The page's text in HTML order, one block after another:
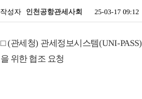
작성자 인천공항관세사회 25-03-17 09:12
□(관세청) 관세정보시스템(UNI-PASS)
을 위한 협조 요청